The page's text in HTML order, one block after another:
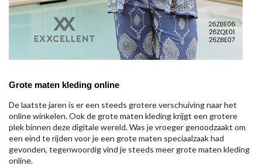
Grote maten kleding online
De laatste jaren is er een steeds grotere verschuiving naar het
online winkelen. Ook de grote maten kleding krijgt een grotere
plek binnen deze digitale wereld. Was je vroeger genoodzaakt om
een eind te rijden voor je een grote maten speciaalzaak had
gevonden, tegenwoordig vind je steeds meer grote maten kleding
online.